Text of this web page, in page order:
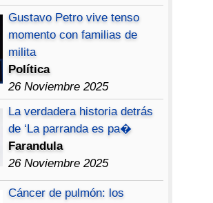
Gustavo Petro vive tenso
momento con familias de
milita
Política
26 Noviembre 2025
La verdadera historia detrás
de ‘La parranda es pa�
Farandula
26 Noviembre 2025
Cáncer de pulmón: los